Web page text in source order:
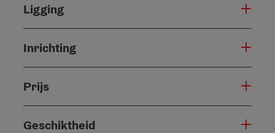
Ligging
Inrichting
Prijs
Geschiktheid